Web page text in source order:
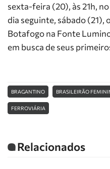
sexta-feira (20), às 21h,
dia seguinte, sábado (21),
Botafogo na Fonte
em busca de seus
BRAGANTINO BRASILEIRÃO
FERROVIÁRIA
Relacionados